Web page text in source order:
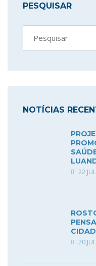
PESQUISAR
NOTÍCIAS
22
20